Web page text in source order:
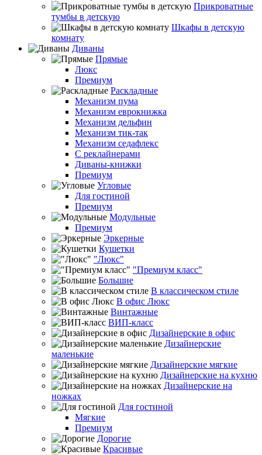
Прикроватные
тумбы в детскую
Шкафы в детскую
комнату
Диваны
Прямые
Люкс
Премиум
Раскладные
Механизм пума
Механизм еврокнижка
Механизм дельфин
Механизм тик-так
Механизм седафлекс
С реклайнерами
Диваны-книжки
Премиум
Угловые
Для гостиной
Премиум
Модульные
Премиум
Эркерные
Кушетки
"Люкс"
"Премиум класс"
Большие
В классическом стиле
В офис Люкс
Винтажные
ВИП-класс
Дизайнерские в офис
Дизайнерские
маленькие
Дизайнерские мягкие
Дизайнерские на кухню
Дизайнерские на
ножках
Для гостиной
Мягкие
Премиум
Дорогие
Красивые